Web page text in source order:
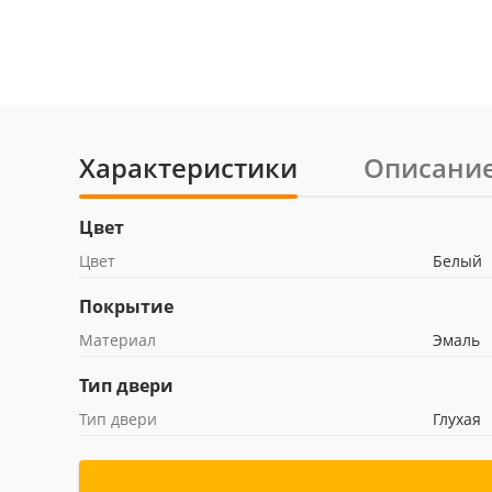
Характеристики
Цвет
Цвет Белый
Покрытие
Материал Эмаль
Тип двери
Тип двери Глухая